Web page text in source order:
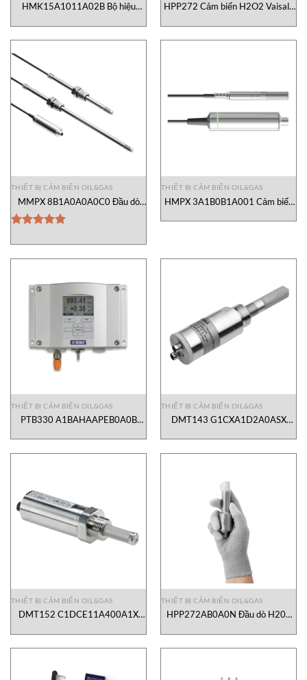
HMK15A1011A02B Bộ hiệu
HPP272 Cảm biến H2O2 Vaisala
THIẾT BỊ CẢM BIẾN OIL&GAS
MMPX 8B1A0A0A0C0 Đầu dò
điểm sương cho dầu khí Vaisala
Vietnam
hạng5.00
5 sao
THIẾT BỊ CẢM BIẾN OIL&GAS
HMPX 3A1B0B1A001 Cảm biến
THIẾT BỊ CẢM BIẾN OIL&GAS
PTB330 A1BAHAAPEB0A0B
THIẾT BỊ CẢM BIẾN OIL&GAS
DMT143 G1CXA1D2A0ASX
Vietnam
THIẾT BỊ CẢM BIẾN OIL&GAS
DMT152 C1DCE11A400A1X
Vietnam
THIẾT BỊ CẢM BIẾN OIL&GAS
HPP272AB0A0N Đầu dò H202